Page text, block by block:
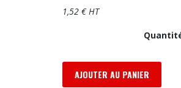
1,52 € HT
AJOUTER AU PANIER